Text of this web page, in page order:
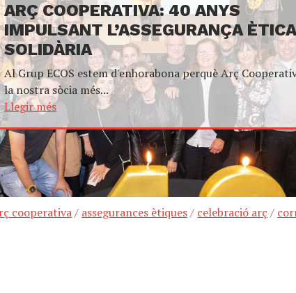
ARÇ COOPERATIVA: 40 ANYS
IMPULSANT L’ASSEGURANÇA
SOLIDÀRIA
Al Grup ECOS estem d'enhorabona perquè Arç
la nostra sòcia més...
Llegir més
cooperativa/ assegurances ètiques/ celebració arç /